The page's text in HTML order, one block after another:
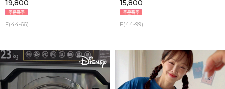
19,800
F(44-66)
15,800
F(44-99)